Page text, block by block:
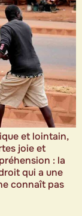
et lointain,
joie et
: la
qui a une
connaît pas